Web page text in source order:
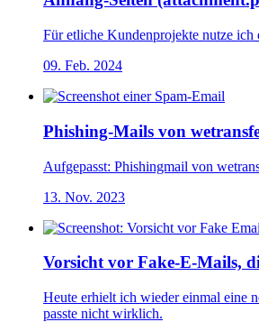
Für etliche Kundenprojekte nutze ich
09. Feb. 2024
Phishing-Mails von
Aufgepasst: Phishingmail von
13. Nov. 2023
Vorsicht vor Fake-E-Mails,
Heute erhielt ich wieder einmal eine
passte nicht wirklich.